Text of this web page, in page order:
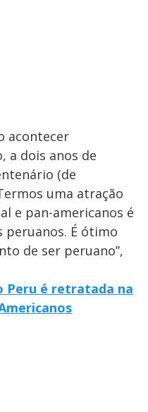
acontecer
a dois anos de
(de
uma atração
e pan-americanos é
É ótimo
de ser peruano”,
Peru é retratada na